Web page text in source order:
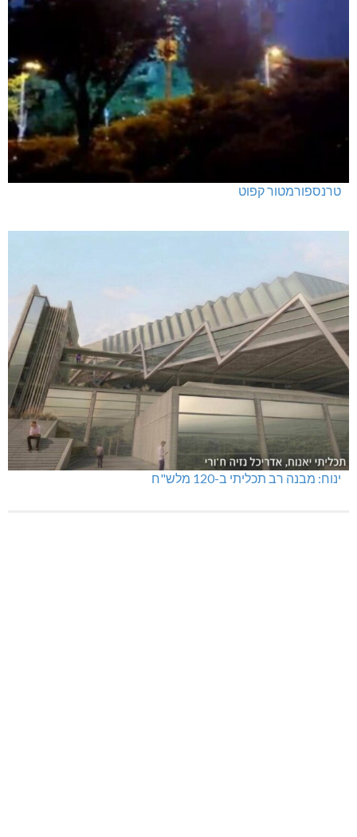
טרנספורמטור קפוט
ינוח: מבנה רב תכליתי ב-120 מלש"ח